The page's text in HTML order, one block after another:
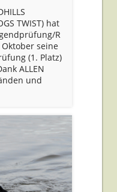
TWIST) hat
R
seine
(1. Platz)
ALLEN
und